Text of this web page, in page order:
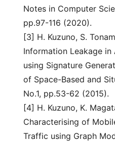
Notes in Computer
pp.97-116 (2020).
[3] H. Kuzuno, S.
Information Leakage
using Signature
of Space-Based and
No.1, pp.53-62 (2015).
[4] H. Kuzuno, K.
Characterising of
Traffic using Graph